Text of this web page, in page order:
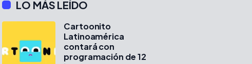
LO MÁS LEÍDO
Cartoonito
Latinoamérica
contará con
programación de 12